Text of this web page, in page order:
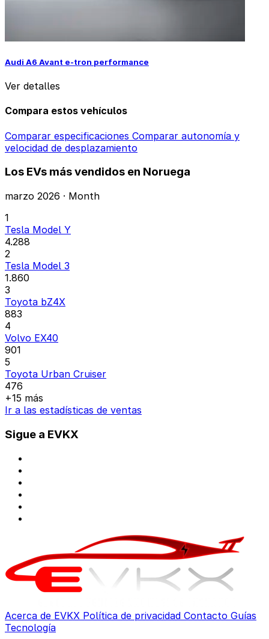
Audi A6 Avant e-tron performance
Ver detalles
Compara estos vehículos
Comparar especificaciones Comparar autonomía y
velocidad de desplazamiento
Los EVs más vendidos en Noruega
marzo 2026 · Month
1
Tesla Model Y
4.288
2
Tesla Model 3
1.860
3
Toyota bZ4X
883
4
Volvo EX40
901
5
Toyota Urban Cruiser
476
+15 más
Ir a las estadísticas de ventas
Sigue a EVKX
Acerca de EVKX Política de privacidad Contacto Guías
Tecnología